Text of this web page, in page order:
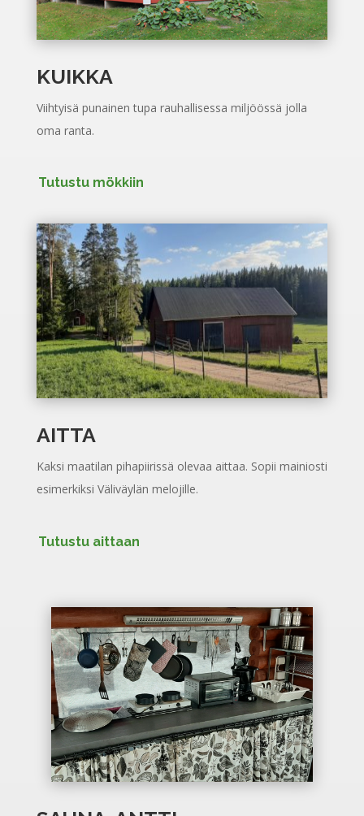
KUIKKA
Viihtyisä punainen tupa rauhallisessa miljöössä jolla
oma ranta.
Tutustu mökkiin
AITTA
Kaksi maatilan pihapiirissä olevaa aittaa. Sopii mainiosti
esimerkiksi Väliväylän melojille.
Tutustu aittaan